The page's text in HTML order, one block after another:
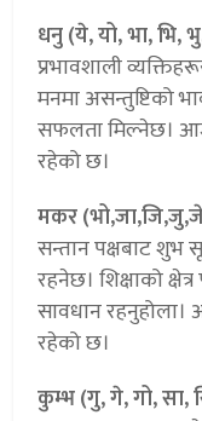
धनु (ये, यो, भा, भि,
प्रभावशाली
मनमा असन्तुष्टिको
सफलता मिल्नेछ।
रहेको छ।
मकर
सन्तान पक्षबाट शुभ
रहनेछ। शिक्षाको
सावधान
रहेको छ।
कुम्भ (गु, गे, गो, सा,